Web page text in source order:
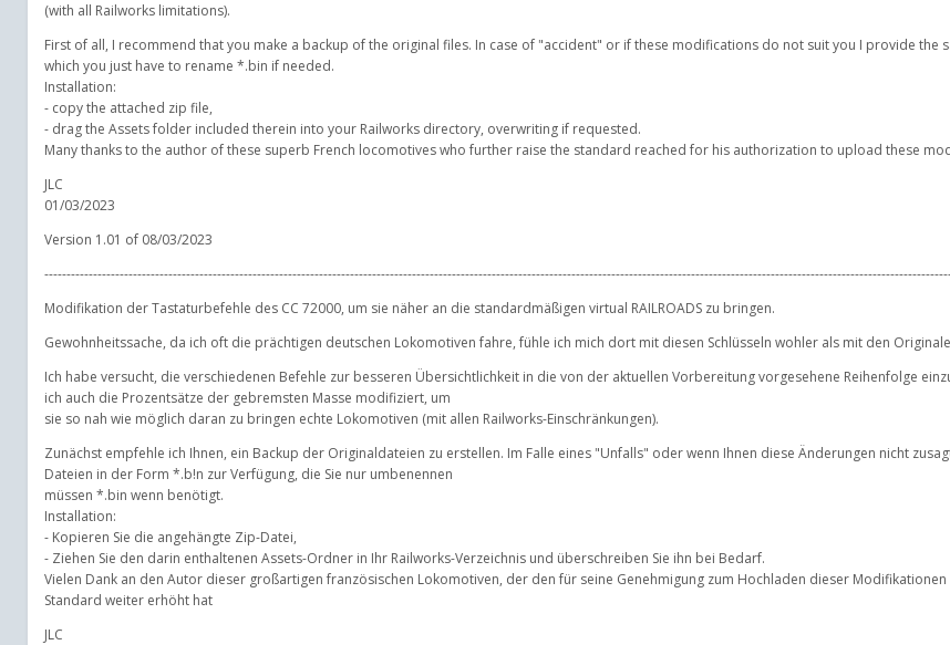
(with all Railworks limitations).
First of all, I recommend that you make a backup of the original files. In case of "accident" or if these modifications do not suit you I provide the
which you just have to rename *.bin if needed.
Installation:
- copy the attached zip file,
- drag the Assets folder included therein into your Railworks directory, overwriting if requested.
Many thanks to the author of these superb French locomotives who further raise the standard reached for his authorization to upload these
JLC
01/03/2023
Version 1.01 of 08/03/2023
Modifikation der Tastaturbefehle des CC 72000, um sie näher an die standardmäßigen virtual RAILROADS zu bringen.
Gewohnheitssache, da ich oft die prächtigen deutschen Lokomotiven fahre, fühle ich mich dort mit diesen Schlüsseln wohler als mit den
Ich habe versucht, die verschiedenen Befehle zur besseren Übersichtlichkeit in die von der aktuellen Vorbereitung vorgesehene Reihenfolge
ich auch die Prozentsätze der gebremsten Masse modifiziert, um
sie so nah wie möglich daran zu bringen echte Lokomotiven (mit allen Railworks-Einschränkungen).
Zunächst empfehle ich Ihnen, ein Backup der Originaldateien zu erstellen. Im Falle eines "Unfalls" oder wenn Ihnen diese Änderungen nicht
Dateien in der Form *.b!n zur Verfügung, die Sie nur umbenennen
müssen *.bin wenn benötigt.
Installation:
- Kopieren Sie die angehängte Zip-Datei,
- Ziehen Sie den darin enthaltenen Assets-Ordner in Ihr Railworks-Verzeichnis und überschreiben Sie ihn bei Bedarf.
Vielen Dank an den Autor dieser großartigen französischen Lokomotiven, der den für seine Genehmigung zum Hochladen dieser
Standard weiter erhöht hat
JLC